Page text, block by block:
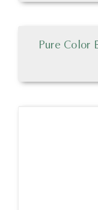
Pure Color